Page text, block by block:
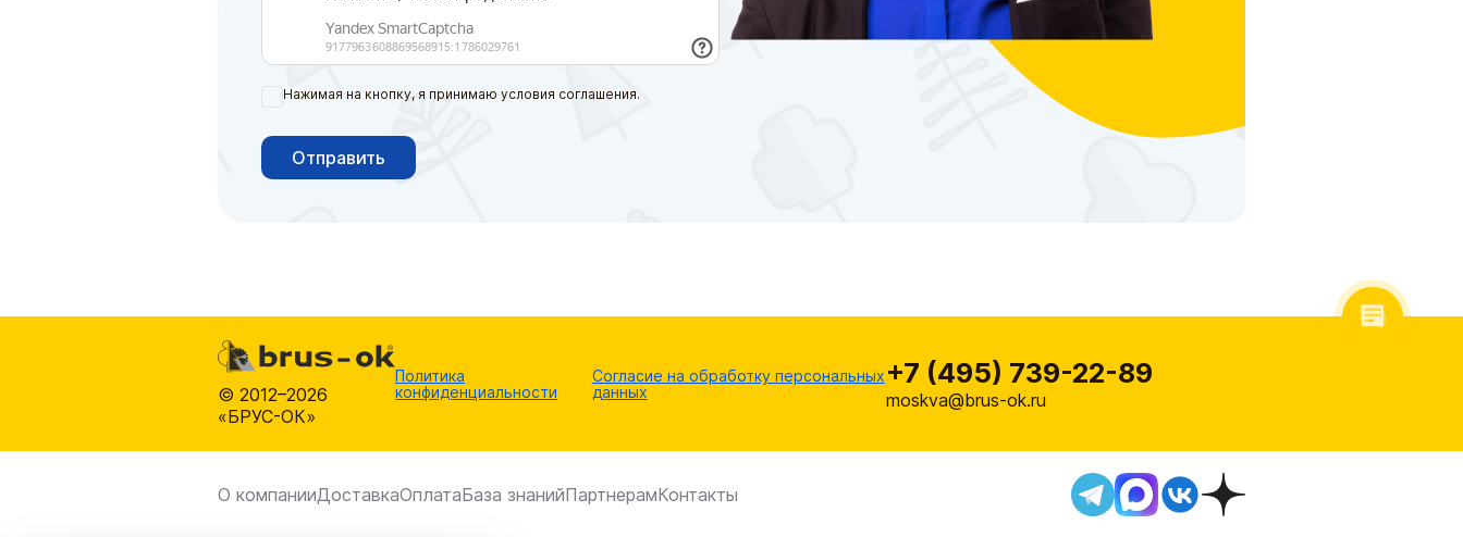
Нажимая на кнопку, я принимаю условия соглашения.
Отправить
© 2012–2026
«БРУС-ОК»
Политика
конфиденциальности
Согласие на обработку персональных
данных
+7 (495) 739-22-89
moskva@brus-ok.ru
О компанииДоставкаОплатаБаза знанийПартнерамКонтакты